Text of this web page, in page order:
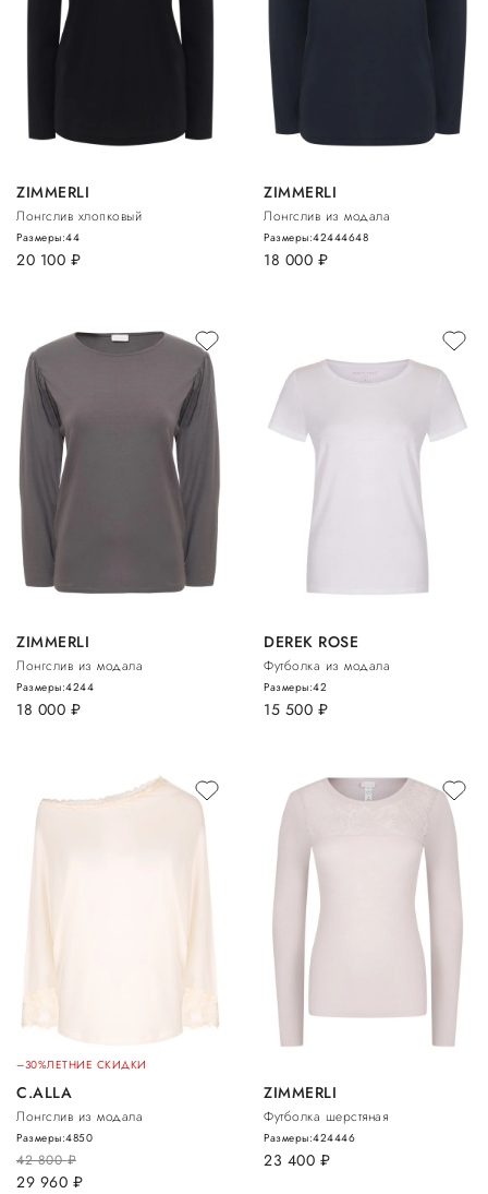
ZIMMERLI
Лонгслив хлопковый
20 100 руб.
Размеры:44
ZIMMERLI
Лонгслив из модала
18 000 руб.
Размеры:42444648
ZIMMERLI
Лонгслив из модала
18 000 руб.
Размеры:4244
DEREK ROSE
Футболка из модала
15 500 руб.
Размеры:42
–30%ЛЕТНИЕ СКИДКИ
C.ALLA
Лонгслив из модала
42 800руб.
29 960 руб.
Размеры:4850
ZIMMERLI
Футболка шерстяная
23 400 руб.
Размеры:424446